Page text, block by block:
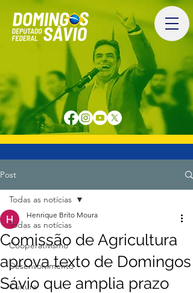
Post
Todas as notícias
Cooperativismo
Desenvolvimento
Cultura
Todas as notícias
Comissão de Agricultura
aprova texto de Domingos
Sávio que amplia prazo
Henrique Brito Moura